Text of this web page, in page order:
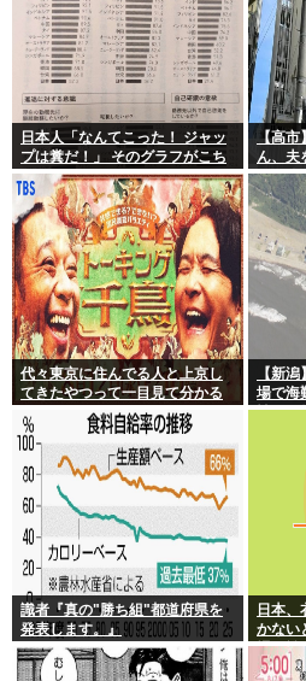
日本人「なんてこった！ ジャッ
プは糞だ！」 そのグラフがこち
ら。
【高
ん、夫
間、冷
代々東京に住んでる人と上京し
てきたやつって一目見て分かる
よね。あれなんで？
【新
場で海
性と男
識者『真の"勝ち組"都道府県を
発表します。』
日本、
かない
裸で戦